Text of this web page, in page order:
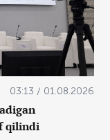
03:13 / 01.08.2026
qilindi